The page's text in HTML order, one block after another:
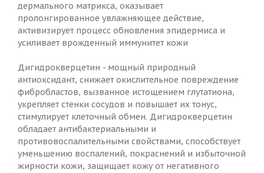
дермального матрикса, оказывает
пролонгированное увлажняющее действие,
активизирует процесс обновления эпидермиса и
усиливает врожденный иммунитет кожи
Дигидрокверцетин - мощный природный
антиоксидант, снижает окислительное повреждение
фибробластов, вызванное истощением глутатиона,
укрепляет стенки сосудов и повышает их тонус,
стимулирует клеточный обмен. Дигидрокверцетин
обладает антибактериальными и
противовоспалительными свойствами, способствует
уменьшению воспалений, покраснений и избыточной
жирности кожи, защищает кожу от негативного